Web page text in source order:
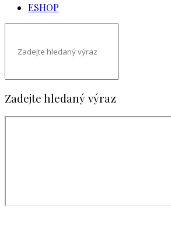
ESHOP
Zadejte hledaný výraz